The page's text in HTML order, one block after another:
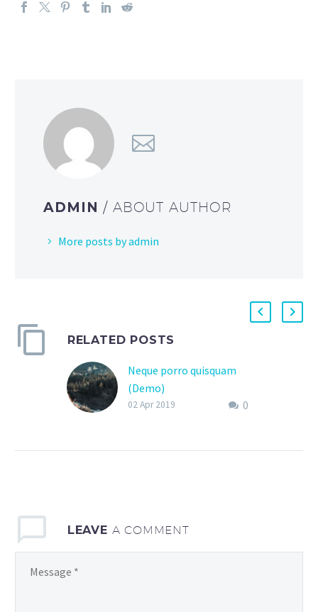
ADMIN / ABOUT AUTHOR
More posts by admin
RELATED POSTS
Neque porro quisquam
(Demo)
0
02 Apr 2019
LEAVE A COMMENT